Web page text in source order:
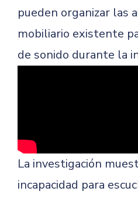
pueden organizar las
mobiliario existente
de sonido durante la
La investigación
incapacidad para